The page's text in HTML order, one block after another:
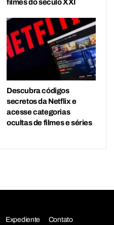
filmes do século XXI
Descubra códigos
secretos da Netflix e
acesse categorias
ocultas de filmes e séries
Expediente Contato